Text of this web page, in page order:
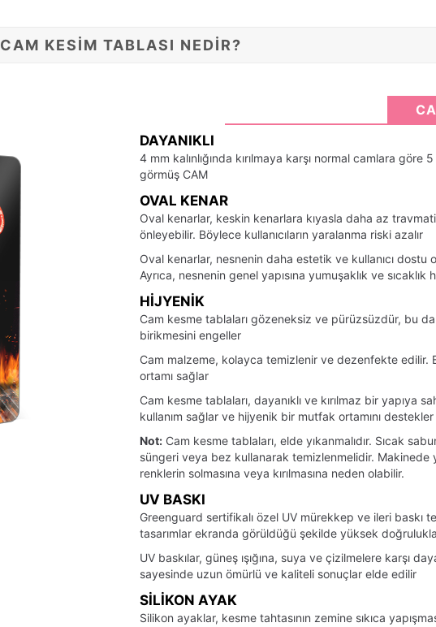
CAM KESİM TABLASI NEDİR?
DAYANIKLI
4 mm kalınlığında kırılmaya karşı normal camlara göre
görmüş CAM
OVAL KENAR
Oval kenarlar, keskin kenarlara kıyasla daha az
önleyebilir. Böylece kullanıcıların yaralanma riski azalır
Oval kenarlar, nesnenin daha estetik ve kullanıcı dostu
Ayrıca, nesnenin genel yapısına yumuşaklık ve sıcaklık
HIJYENIK
Cam kesme tablaları gözeneksiz ve pürüzsüzdür, bu
birikmesini engeller
Cam malzeme, kolayca temizlenir ve dezenfekte edilir.
ortamı sağlar
Cam kesme tablaları, dayanıklı ve kırılmaz bir yapıya
kullanım sağlar ve hijyenik bir mutfak ortamını destekler
Not: Cam kesme tablaları, elde yıkanmalıdır. Sıcak
süngeri veya bez kullanarak temizlenmelidir. Makinede
renklerin solmasına veya kırılmasına neden olabilir.
UV BASKI
Greenguard sertifikalı özel UV mürekkep ve ileri baskı
tasarımlar ekranda görüldüğü şekilde yüksek
UV baskılar, güneş ışığına, suya ve çizilmelere karşı
sayesinde uzun ömürlü ve kaliteli sonuçlar elde edilir
SILIKON AYAK
Silikon ayaklar, kesme tahtasının zemine sıkıca